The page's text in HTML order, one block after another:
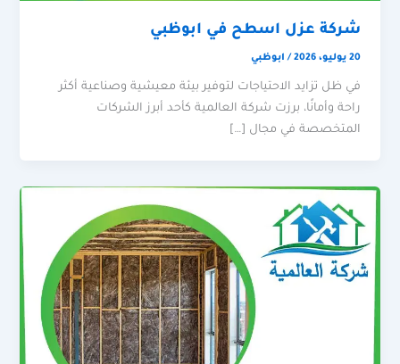
شركة عزل اسطح في ابوظبي
20 يوليو، 2026 / ابوظبي
في ظل تزايد الاحتياجات لتوفير بيئة معيشية وصناعية أكثر
راحة وأمانًا، برزت شركة العالمية كأحد أبرز الشركات
المتخصصة في مجال […]